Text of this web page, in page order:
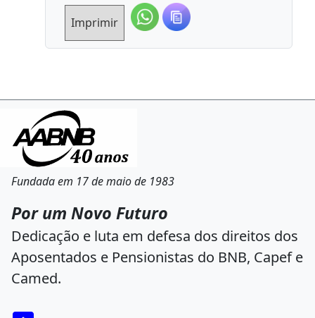
Imprimir
Fundada em 17 de maio de 1983
Por um Novo Futuro
Dedicação e luta em defesa dos direitos dos
Aposentados e Pensionistas do BNB, Capef e
Camed.